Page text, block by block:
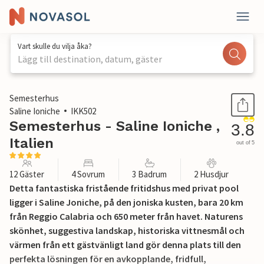
Vart skulle du vilja åka?
Lägg till destination, datum, gäster
1 / 34
Semesterhus
Saline Ioniche
IKK502
Semesterhus - Saline Ioniche ,
Italien
3.8
out of 5
12 Gäster 4 Sovrum 3 Badrum 2 Husdjur
Detta fantastiska fristående fritidshus med privat pool
ligger i Saline Joniche, på den joniska kusten, bara 20 km
från Reggio Calabria och 650 meter från havet. Naturens
skönhet, suggestiva landskap, historiska vittnesmål och
värmen från ett gästvänligt land gör denna plats till den
perfekta lösningen för en avkopplande, fridfull,